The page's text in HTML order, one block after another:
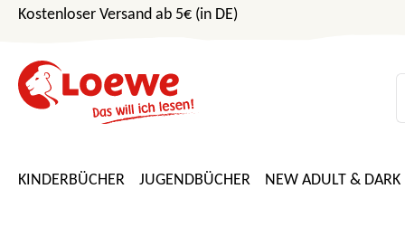
Hauptinhalt springen
Zur Suche springen
Zur Hauptnavigation springen
Kostenloser Versand ab 5€ (in DE)
KINDERBÜCHER JUGENDBÜCHER NEW ADULT & DARK